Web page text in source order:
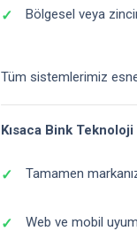
Bölgesel veya
Tüm sistemlerimiz
Kısaca Bink
Tamamen
Web ve mobil